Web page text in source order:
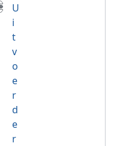
U
i
t
v
o
e
r
d
e
r